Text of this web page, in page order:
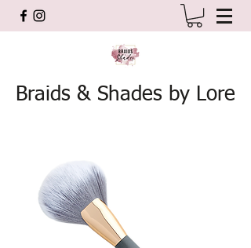
Braids & Shades by Lore